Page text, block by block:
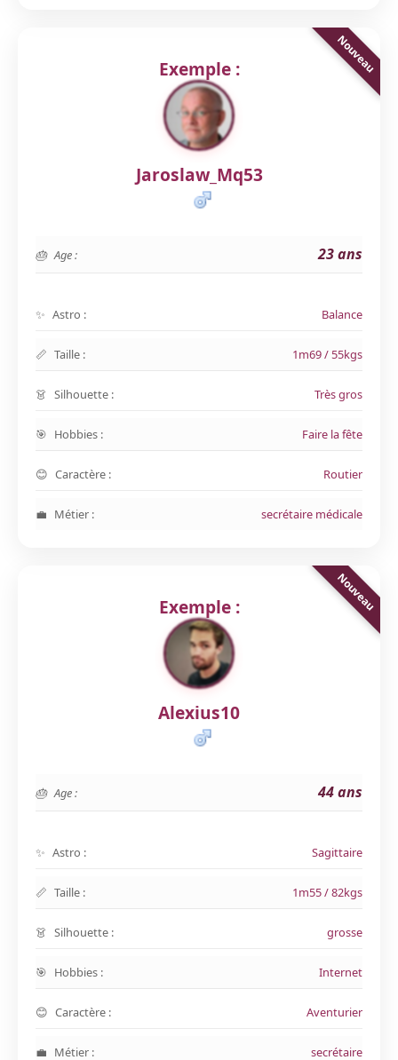
Exemple :
Jaroslaw_Mq53
Age : 23 ans
Astro : Balance
Taille : 1m69 / 55kgs
Silhouette : Très gros
Hobbies : Faire la fête
Caractère : Routier
Métier : secrétaire médicale
Exemple :
Alexius10
Age : 44 ans
Astro : Sagittaire
Taille : 1m55 / 82kgs
Silhouette : grosse
Hobbies : Internet
Caractère : Aventurier
Métier : secrétaire